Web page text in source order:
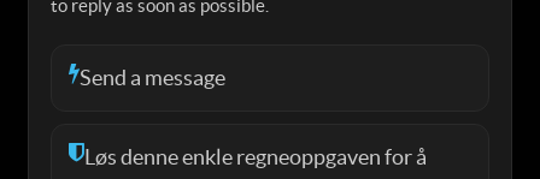
to reply as soon as possible.
Send a message
Løs denne enkle regneoppgaven for å